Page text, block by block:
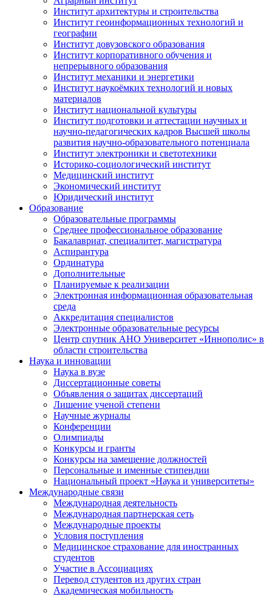
Институт архитектуры и строительства
Институт геоинформационных технологий и
географии
Институт довузовского образования
Институт корпоративного обучения и
непрерывного образования
Институт механики и энергетики
Институт наукоёмких технологий и новых
материалов
Институт национальной культуры
Институт подготовки и аттестации научных и
научно-педагогических кадров Высшей школы
развития научно-образовательного потенциала
Институт электроники и светотехники
Историко-социологический институт
Медицинский институт
Экономический институт
Юридический институт
Образование
Образовательные программы
Среднее профессиональное образование
Бакалавриат, специалитет, магистратура
Аспирантура
Ординатура
Дополнительные
Планируемые к реализации
Электронная информационная образовательная
среда
Аккредитация специалистов
Электронные образовательные ресурсы
Центр спутник АНО Университет «Иннополис» в
области строительства
Наука и инновации
Наука в вузе
Диссертационные советы
Объявления о защитах диссертаций
Лишение ученой степени
Научные журналы
Конференции
Олимпиады
Конкурсы и гранты
Конкурсы на замещение должностей
Персональные и именные стипендии
Национальный проект «Наука и университеты»
Международные связи
Международная деятельность
Международная партнерская сеть
Международные проекты
Условия поступления
Медицинское страхование для иностранных
студентов
Участие в Ассоциациях
Перевод студентов из других стран
Академическая мобильность